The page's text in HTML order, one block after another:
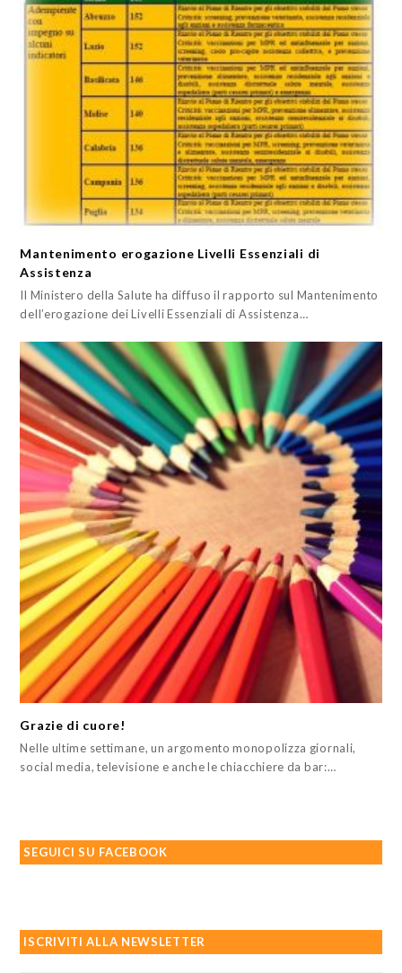
Mantenimento erogazione Livelli Essenziali di
Assistenza
Il Ministero della Salute ha diffuso il rapporto sul Mantenimento
dell’erogazione dei Livelli Essenziali di Assistenza…
Grazie di cuore!
Nelle ultime settimane, un argomento monopolizza giornali,
social media, televisione e anche le chiacchiere da bar:…
SEGUICI SU FACEBOOK
ISCRIVITI ALLA NEWSLETTER